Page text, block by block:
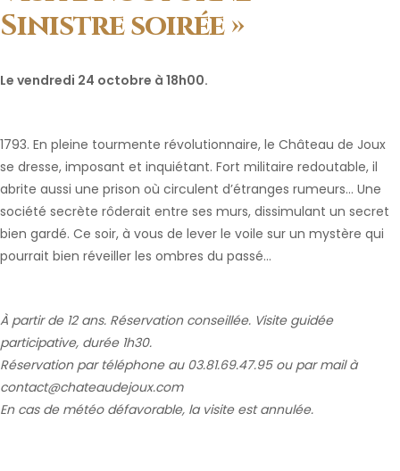
Sinistre soirée »
Le vendredi 24 octobre à 18h00.
1793. En pleine tourmente révolutionnaire, le Château de Joux
se dresse, imposant et inquiétant. Fort militaire redoutable, il
abrite aussi une prison où circulent d’étranges rumeurs… Une
société secrète rôderait entre ses murs, dissimulant un secret
bien gardé. Ce soir, à vous de lever le voile sur un mystère qui
pourrait bien réveiller les ombres du passé…
À partir de 12 ans. Réservation conseillée. Visite guidée
participative, durée 1h30.
Réservation par téléphone au 03.81.69.47.95 ou par mail à
contact@chateaudejoux.com
En cas de météo défavorable, la visite est annulée.